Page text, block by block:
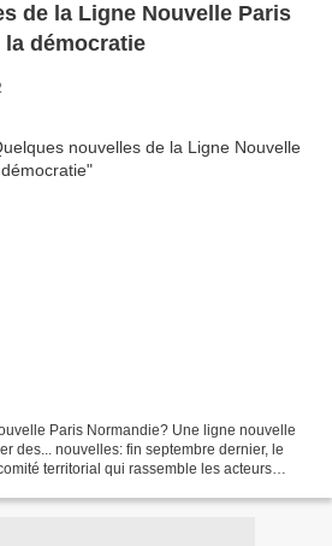
de la Ligne Nouvelle Paris
la démocratie
Paris Normandie? Une ligne nouvelle
des... nouvelles: fin septembre dernier, le
territorial qui rassemble les acteurs